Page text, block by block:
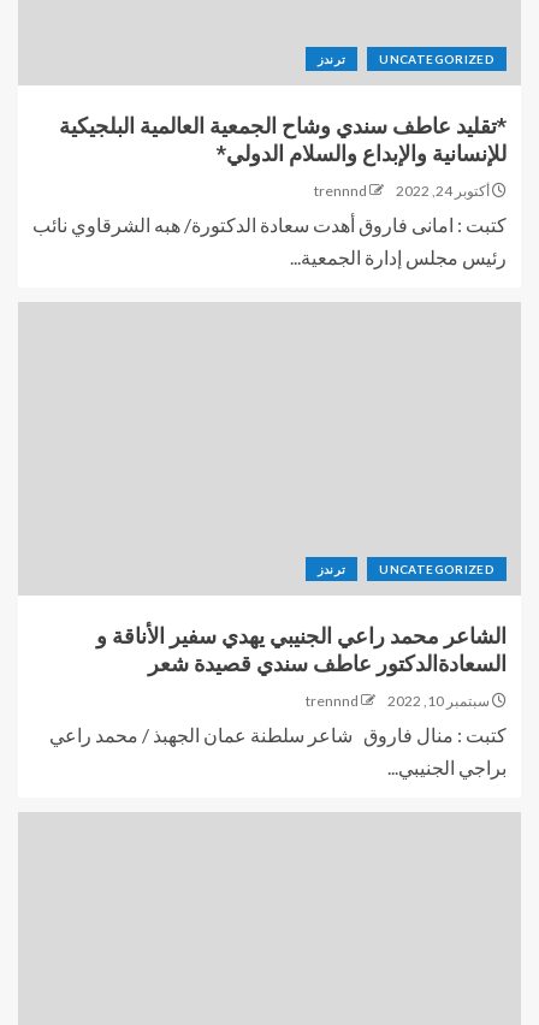
UNCATEGORIZED ترندز
*تقليد عاطف سندي وشاح الجمعية العالمية البلجيكية
للإنسانية والإبداع والسلام الدولي*
أكتوبر 24, 2022 trennnd
كتبت : امانى فاروق أهدت سعادة الدكتورة/ هبه الشرقاوي نائب
رئيس مجلس إدارة الجمعية...
UNCATEGORIZED ترندز
الشاعر محمد راعي الجنيبي يهدي سفير الأناقة و
السعادةالدكتور عاطف سندي قصيدة شعر
سبتمبر 10, 2022 trennnd
كتبت : منال فاروق شاعر سلطنة عمان الجهبذ / محمد راعي
براجي الجنيبي...